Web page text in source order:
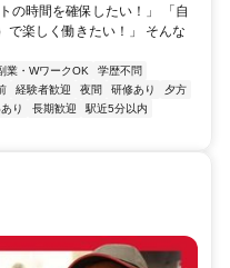
の時間を確保したい！」 「自
で楽しく働きたい！」 そんな
業・WワークOK
学歴不問
経験者歓迎 夜間 研修あり
夕方
り 長期歓迎
駅近5分以内